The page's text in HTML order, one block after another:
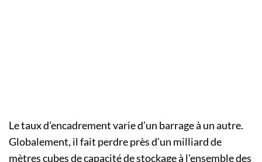
Le taux d’encadrement varie d’un barrage à un autre.
Globalement, il fait perdre près d’un milliard de
mètres cubes de capacité de stockage à l’ensemble des